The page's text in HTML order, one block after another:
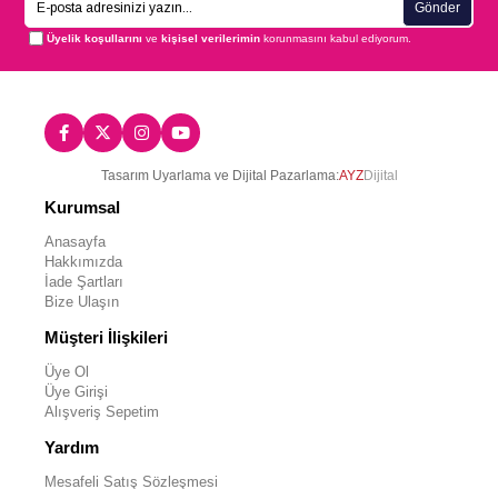
Gönder
Üyelik koşullarını vekişisel verilerimin korunmasını kabul ediyorum.
Tasarım Uyarlama ve Dijital Pazarlama:AYZDijital
Kurumsal
Anasayfa
Hakkımızda
İade Şartları
Bize Ulaşın
Müşteri İlişkileri
Üye Ol
Üye Girişi
Alışveriş Sepetim
Yardım
Mesafeli Satış Sözleşmesi